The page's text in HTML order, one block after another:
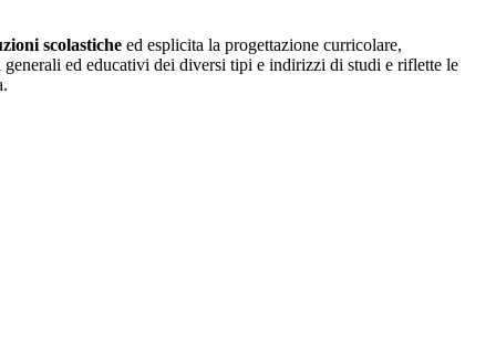
scolastiche ed esplicita la progettazione curricolare,
ed educativi dei diversi tipi e indirizzi di studi e riflette le